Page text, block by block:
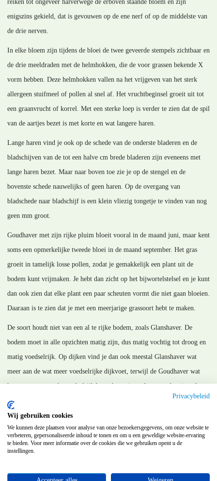
reiken tot ongeveer halverwege de erboven staande bloem en zijn
enigszins gekield, dat is gevouwen op de ene nerf of op de middelste van
de drie nerven.
In elke bloem zijn tijdens de bloei de twee geveerde stempels zichtbaar en
de drie meeldraden met de helmhokken, die de voor grassen bekende X
vorm hebben. Deze helmhokken vallen na het vrijgeven van het sterk
allergeen stuifmeel of pollen al snel af. Het vruchtbeginsel groeit uit tot
een graanvrucht of korrel. Met een sterke loep is verder te zien dat de spil
van de aartjes bezet is met korte en wat langere haren.
Lange haren vind je ook op de schede van de onderste bladeren en de
bladschijven van de tot een halve cm brede bladeren zijn eveneens met
lange haren bezet. Maar naar boven toe zie je op de stengel en de
bovenste schede nauwelijks of geen haren. Op de overgang van
bladschede naar bladschijf is een klein vliezig tongetje te vinden van nog
geen mm groot.
Goudhaver met zijn rijke pluim bloeit vooral in de maand juni, maar kent
soms een opmerkelijke tweede bloei in de maand september. Het gras
groeit in tamelijk losse pollen, zodat je gemakkelijk een plant uit de
bodem kunt vrijmaken. Je hebt dan zicht op het bijwortelstelsel en je kunt
dan ook zien dat elke plant een paar scheuten vormt die niet gaan bloeien.
Daaraan is te zien dat je met een meerjarige grassoort hebt te maken.
De soort houdt niet van een al te rijke bodem, zoals Glanshaver. De
bodem moet in alle opzichten matig zijn, dus matig vochtig tot droog en
matig voedselrijk. Op dijken vind je dan ook meestal Glanshaver wat
meer aan de wat meer voedselrijke dijkvoet, terwijl de Goudhaver wat
hoger staat, waar de voedselrijkdom, door uitspoeling van de mineralen,
al wat minder is.
MM_150915
Privacybeleid
Wij gebruiken cookies
We kunnen deze plaatsen voor analyse van onze bezoekersgegevens, om onze website te
verbeteren, gepersonaliseerde inhoud te tonen en om u een geweldige website-ervaring
te bieden. Voor meer informatie over de cookies die we gebruiken opent u de
instellingen.